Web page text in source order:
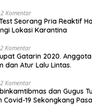
2 Komentar
Seorang Pria Reaktif
Lokasi Karantina
2 Komentar
Gatarin 2020.
dan Atur Lalu Lintas.
2 Komentar
dan Gugus
Covid-19 Sekongkang